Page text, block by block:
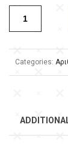
Categories: